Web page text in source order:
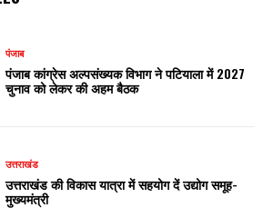
पंजाब
पंजाब कांग्रेस अल्पसंख्यक विभाग ने पटियाला में 2027
चुनाव को लेकर की अहम बैठक
उत्तराखंड
उत्तराखंड की विकास यात्रा में सहयोग दें उद्योग समूह-
मुख्यमंत्री